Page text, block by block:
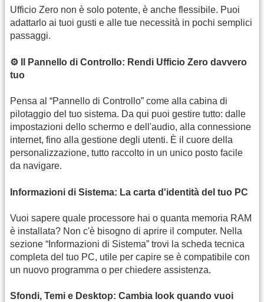
Ufficio Zero non è solo potente, è anche flessibile. Puoi
adattarlo ai tuoi gusti e alle tue necessità in pochi semplici
passaggi.
⚙️ Il Pannello di Controllo: Rendi Ufficio Zero davvero
tuo
Pensa al “Pannello di Controllo” come alla cabina di
pilotaggio del tuo sistema. Da qui puoi gestire tutto: dalle
impostazioni dello schermo e dell'audio, alla connessione
internet, fino alla gestione degli utenti. È il cuore della
personalizzazione, tutto raccolto in un unico posto facile
da navigare.
Informazioni di Sistema: La carta d'identità del tuo PC
Vuoi sapere quale processore hai o quanta memoria RAM
è installata? Non c'è bisogno di aprire il computer. Nella
sezione “Informazioni di Sistema” trovi la scheda tecnica
completa del tuo PC, utile per capire se è compatibile con
un nuovo programma o per chiedere assistenza.
Sfondi, Temi e Desktop: Cambia look quando vuoi